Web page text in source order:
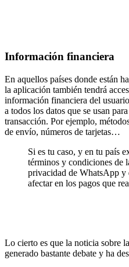
Información financiera
En aquellos países donde están
la aplicación también tendrá
información financiera del
a todos los datos que se usan
transacción. Por ejemplo,
de envío, números de tarjetas…
Si es tu caso, y en tu país
términos y condiciones de
privacidad de WhatsApp y
afectar en los pagos que
Lo cierto es que la noticia sobre
generado bastante debate y ha